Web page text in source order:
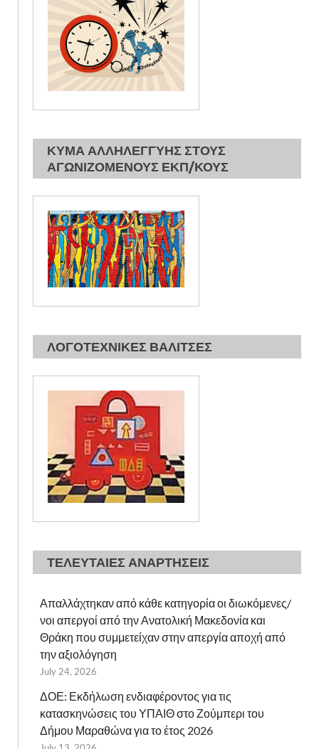
ΚΥΜΑ ΑΛΛΗΛΕΓΓΥΗΣ ΣΤΟΥΣ
ΑΓΩΝΙΖΟΜΕΝΟΥΣ ΕΚΠ/ΚΟΥΣ
ΛΟΓΟΤΕΧΝΙΚΕΣ ΒΑΛΙΤΣΕΣ
ΤΕΛΕΥΤΑΙΕΣ ΑΝΑΡΤΗΣΕΙΣ
Απαλλάχτηκαν από κάθε κατηγορία οι διωκόμενες/
νοι απεργοί από την Ανατολική Μακεδονία και
Θράκη που συμμετείχαν στην απεργία αποχή από
την αξιολόγηση
July 24, 2026
ΔΟΕ: Εκδήλωση ενδιαφέροντος για τις
κατασκηνώσεις του ΥΠΑΙΘ στο Ζούμπερι του
Δήμου Μαραθώνα για το έτος 2026